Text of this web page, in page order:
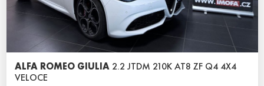
ALFA ROMEO GIULIA 2.2 JTDM 210K AT8 ZF Q4 4X4
VELOCE